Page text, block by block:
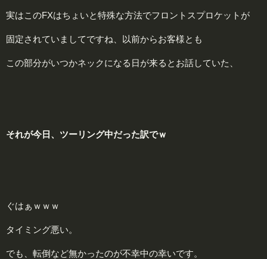
実はこのFXはちょいと特殊な方法でフロントスプロケットが
固定されていましてですね、以前からお客様とも
この部分がいつかネックになる日が来るとお話していた、
それが今日、ツーリング中だった訳でｗ
ぐはぁｗｗｗ
タイミング悪い。
でも、転倒など無かったのが不幸中の幸いです。